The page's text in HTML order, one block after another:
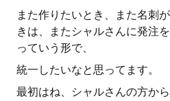
また作りたいとき、また名刺
きは、またシャルさんに発注
っていう形で、
統一したいなと思ってます。
最初はね、シャルさんの方か